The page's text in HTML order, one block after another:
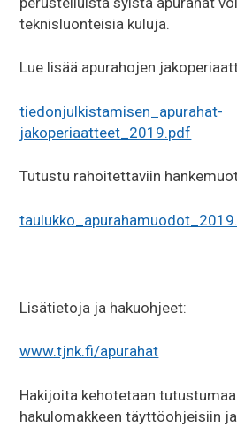
teknisluonteisia kuluja.
Lue lisää apurahojen
tiedonjulkistamisen_apurahat-
jakoperiaatteet_2019.pdf
Tutustu rahoitettaviin
Lisätietoja ja hakuohjeet:
www.tjnk.fi/apurahat
Hakijoita kehotetaan
hakulomakkeen täyttöohjeisiin